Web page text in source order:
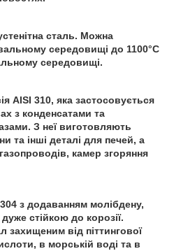
сталь. Можна
середовищі до 1100°С
середовищі.
AISI 310, яка застосовується
з конденсатами та
З неї виготовляють
та інші деталі для печей, а
камер згоряння
з додаванням молібдену,
стійкою до корозії.
захищеним від піттингової
в морській воді та в